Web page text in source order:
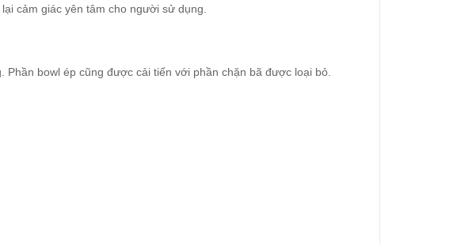
cảm giác yên tâm cho người sử dụng.
bowl ép cũng được cải tiến với phần chặn bã được loại bỏ.